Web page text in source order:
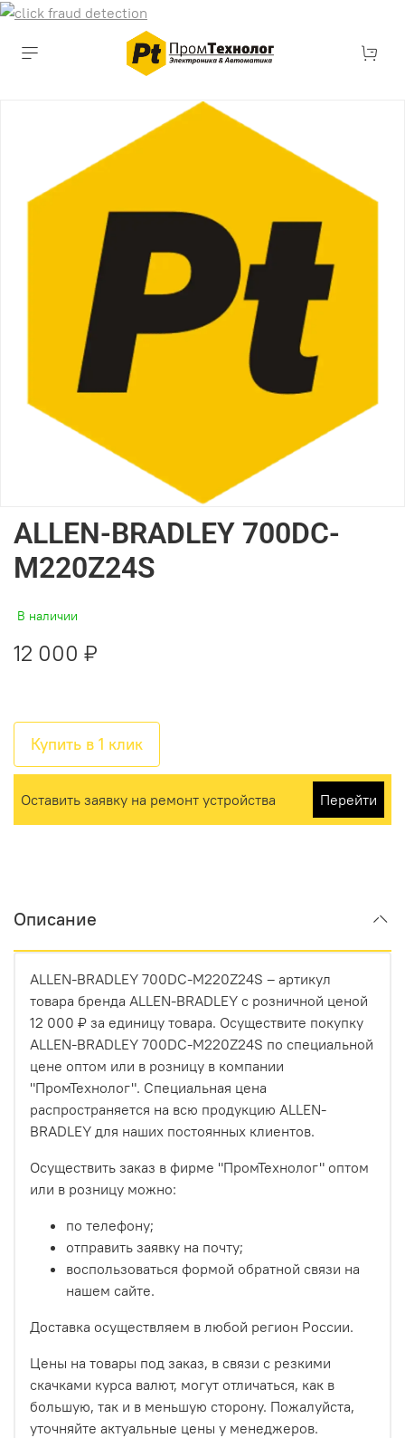
ALLEN-BRADLEY 700DC-
M220Z24S
В наличии
12 000 ₽
Купить в 1 клик
Оставить заявку на ремонт устройства Перейти
Описание
ALLEN-BRADLEY 700DC-M220Z24S – артикул
товара бренда ALLEN-BRADLEY с розничной ценой
12 000 ₽ за единицу товара. Осуществите покупку
ALLEN-BRADLEY 700DC-M220Z24S по специальной
цене оптом или в розницу в компании
"ПромТехнолог". Специальная цена
распространяется на всю продукцию ALLEN-
BRADLEY для наших постоянных клиентов.
Осуществить заказ в фирме "ПромТехнолог" оптом
или в розницу можно:
по телефону;
отправить заявку на почту;
воспользоваться формой обратной связи на
нашем сайте.
Доставка осуществляем в любой регион России.
Цены на товары под заказ, в связи с резкими
скачками курса валют, могут отличаться, как в
большую, так и в меньшую сторону. Пожалуйста,
уточняйте актуальные цены у менеджеров.